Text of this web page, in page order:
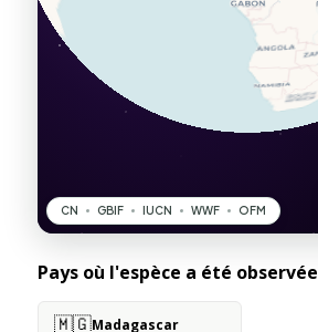
Pays où l'espèce a été observée
🇲🇬Madagascar